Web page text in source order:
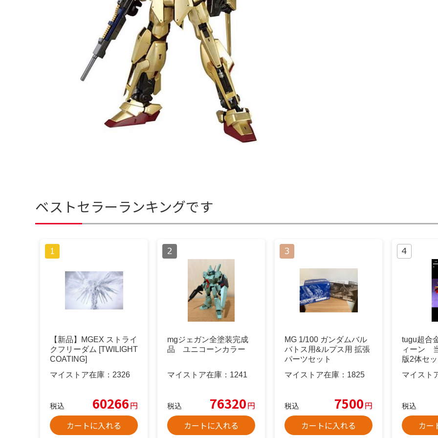
ベストセラーランキングです
【新品】MGEX ストライ
クフリーダム [TWILIGHT
COATING]
マイストア在庫： 2326
税込 60266円
カートに入れる
mgジェガン全塗装完成
品 ユニコーンカラー
マイストア在庫： 1241
税込 76320円
カートに入れる
MG 1/100 ガンダムバル
バトス用&ルプス用 拡張
パーツセット
マイストア在庫： 1825
税込 7500円
カートに入れる
tugu超合
ィーン
版2体セッ
マイスト
税込
カー